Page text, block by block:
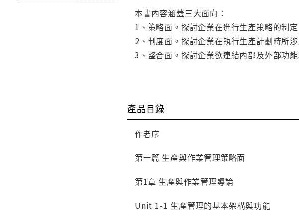
本書內容涵蓋三大面向：
1、策略面。探討企業在進行生產策略的制
2、制度面。探討企業在執行生產計劃時所
3、整合面。探討企業欲連結內部及外部功
產品目錄
作者序
第一篇 生產與作業管理策略面
第1章 生產與作業管理導論
Unit 1-1 生產管理的基本架構與功能